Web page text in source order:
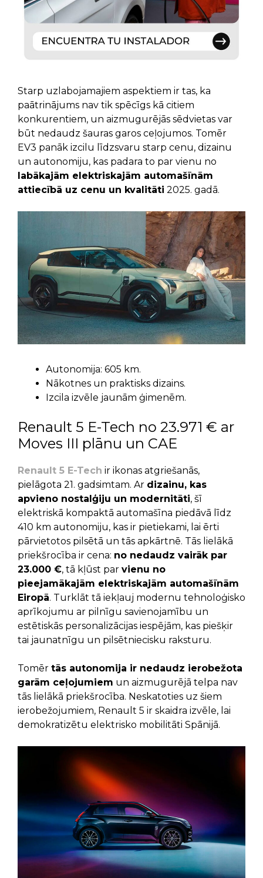
Starp uzlabojamajiem aspektiem ir tas, ka
paātrinājums nav tik spēcīgs kā citiem
konkurentiem, un aizmugurējās sēdvietas var
būt nedaudz šauras garos ceļojumos. Tomēr
EV3 panāk izcilu līdzsvaru starp cenu, dizainu
un autonomiju, kas padara to par vienu no
labākajām elektriskajām automašīnām
attiecībā uz cenu un kvalitāti 2025. gadā.
Autonomija: 605 km.
Nākotnes un praktisks dizains.
Izcila izvēle jaunām ģimenēm.
Renault 5 E-Tech no 23.971 € ar
Moves III plānu un CAE
Renault 5 E-Tech ir ikonas atgriešanās,
pielāgota 21. gadsimtam. Ar dizainu, kas
apvieno nostalģiju un modernitāti, šī
elektriskā kompaktā automašīna piedāvā līdz
410 km autonomiju, kas ir pietiekami, lai ērti
pārvietotos pilsētā un tās apkārtnē. Tās lielākā
priekšrocība ir cena: no nedaudz vairāk par
23.000 €, tā kļūst par vienu no
pieejamākajām elektriskajām automašīnām
Eiropā. Turklāt tā iekļauj modernu tehnoloģisko
aprīkojumu ar pilnīgu savienojamību un
estētiskās personalizācijas iespējām, kas piešķir
tai jaunatnīgu un pilsētniecisku raksturu.
Tomēr tās autonomija ir nedaudz ierobežota
garām ceļojumiem un aizmugurējā telpa nav
tās lielākā priekšrocība. Neskatoties uz šiem
ierobežojumiem, Renault 5 ir skaidra izvēle, lai
demokratizētu elektrisko mobilitāti Spānijā.